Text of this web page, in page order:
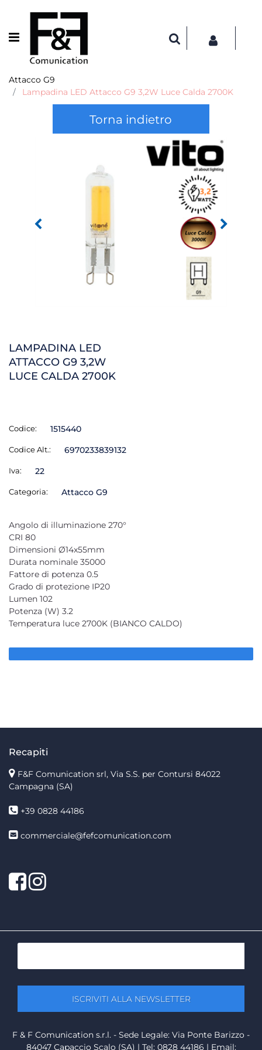
Open menu
Attacco G9
Lampadina LED Attacco G9 3,2W Luce Calda 2700K
Torna indietro
LAMPADINA LED
ATTACCO G9 3,2W
LUCE CALDA 2700K
Codice: 1515440
Codice Alt.: 6970233839132
Iva: 22
Categoria: Attacco G9
Angolo di illuminazione 270°
CRI 80
Dimensioni Ø14x55mm
Durata nominale 35000
Fattore di potenza 0.5
Grado di protezione IP20
Lumen 102
Potenza (W) 3.2
Temperatura luce 2700K (BIANCO CALDO)
Recapiti
F&F Comunication srl, Via S.S. per Contursi 84022
Campagna (SA)
+39 0828 44186
commerciale@fefcomunication.com
Facebook
Twitter
F & F Comunication s.r.l. - Sede Legale: Via Ponte Barizzo -
84047 Capaccio Scalo (SA) | Tel: 0828 44186 | Email: